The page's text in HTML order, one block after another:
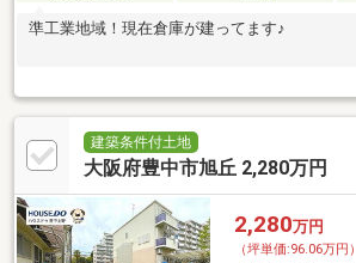
準工業地域！現在倉庫が建ってます♪
建築条件付土地
大阪府豊中市旭丘 2,280万円
2,280万円
（坪単価:96.06万円）